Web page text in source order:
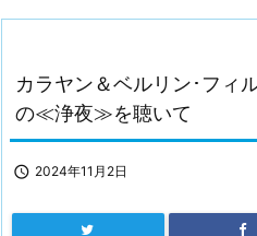
カラヤン＆ベルリン･フィ
の≪浄夜≫を聴いて
 2024年11月2日